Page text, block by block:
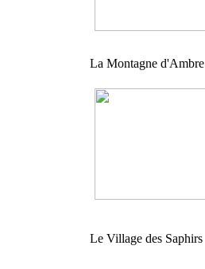
La Montagne d'Ambre
Le Village des Saphirs